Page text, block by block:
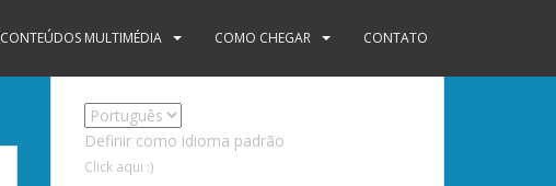
CONTEÚDOS MULTIMÉDIA COMO CHEGAR CONTATO
Definir como idioma padrão
Click aqui :)